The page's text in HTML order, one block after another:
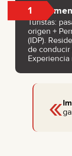
1
Turistas:
origen +
(IDP).
de conducir
«